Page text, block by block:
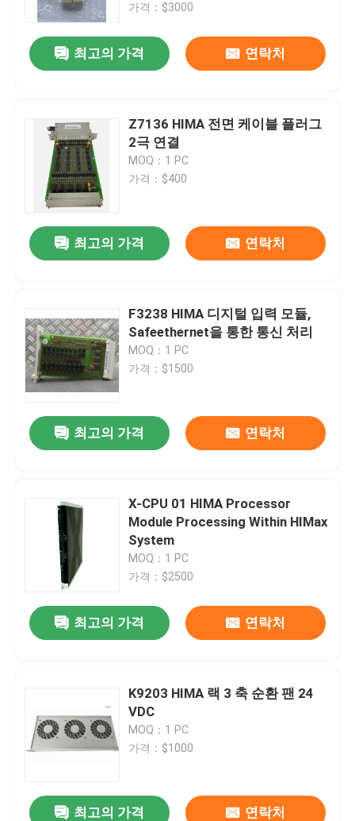
우리 에 관한 것
공장 투어
가격：$3000
최고의 가격 연락처
Z7136 HIMA 전면 케이블 플러그
2극 연결
MOQ：1 PC
가격：$400
최고의 가격 연락처
F3238 HIMA 디지털 입력 모듈,
Safeethernet을 통한 통신 처리
MOQ：1 PC
가격：$1500
최고의 가격 연락처
X-CPU 01 HIMA Processor
Module Processing Within HIMax
System
MOQ：1 PC
가격：$2500
최고의 가격 연락처
K9203 HIMA 랙 3 축 순환 팬 24
VDC
MOQ：1 PC
가격：$1000
최고의 가격 연락처